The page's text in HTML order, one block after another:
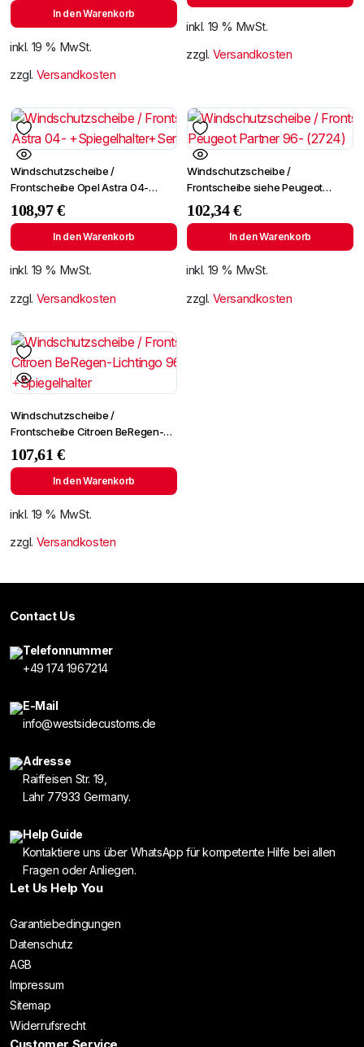
In den Warenkorb
inkl. 19 % MwSt.
zzgl. Versandkosten
inkl. 19 % MwSt.
zzgl. Versandkosten
Windschutzscheibe /
Frontscheibe Opel Astra 04-
+Spiegelhalter+Sensor
108,97€
In den Warenkorb
inkl. 19 % MwSt.
zzgl. Versandkosten
Windschutzscheibe /
Frontscheibe siehe Peugeot
Partner 96- (2724)
102,34€
In den Warenkorb
inkl. 19 % MwSt.
zzgl. Versandkosten
Windschutzscheibe /
Frontscheibe Citroen BeRegen-
Lichtingo 96- +Spiegelhalter
107,61€
In den Warenkorb
inkl. 19 % MwSt.
zzgl. Versandkosten
Contact Us
Telefonnummer
+49 174 1967214
E-Mail
info@westsidecustoms.de
Adresse
Raiffeisen Str. 19,
Lahr 77933 Germany.
Help Guide
Kontaktiere uns über WhatsApp für kompetente Hilfe bei allen
Fragen oder Anliegen.
Let Us Help You
Garantiebedingungen
Datenschutz
AGB
Impressum
Sitemap
Widerrufsrecht